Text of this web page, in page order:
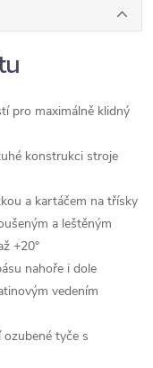
pro maximálně klidný
konstrukci stroje
a kartáčem na třísky
a leštěným
+20°
nahoře i dole
vedením
tyče s